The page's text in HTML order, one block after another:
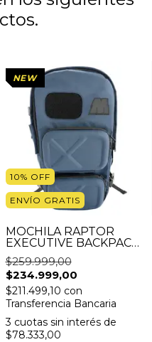
10% OFF
ENVÍO GRATIS
NEW
MOCHILA RAPTOR
EXECUTIVE BACKPACK
AZUL + GRIPS DE
SILICONA Y CANDADO
GRATIS
$259.999,00
$234.999,00
$211.499,10 con
Transferencia Bancaria
3 cuotas sin interés de
$78.333,00